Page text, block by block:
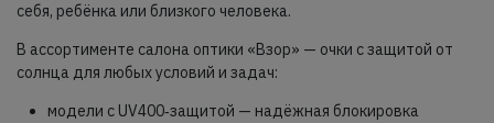
себя, ребёнка или близкого человека.
В ассортименте салона оптики «Взор» — очки с защитой от
солнца для любых условий и задач:
модели с UV400‑защитой — надёжная блокировка